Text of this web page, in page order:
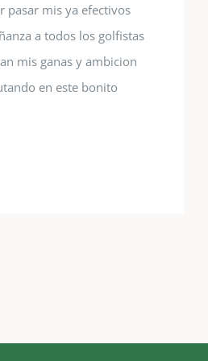
pasar mis ya efectivos
a todos los golfistas
mis ganas y ambicion
en este bonito